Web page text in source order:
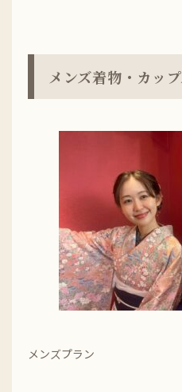
メンズ着物・カッ
メンズプラン